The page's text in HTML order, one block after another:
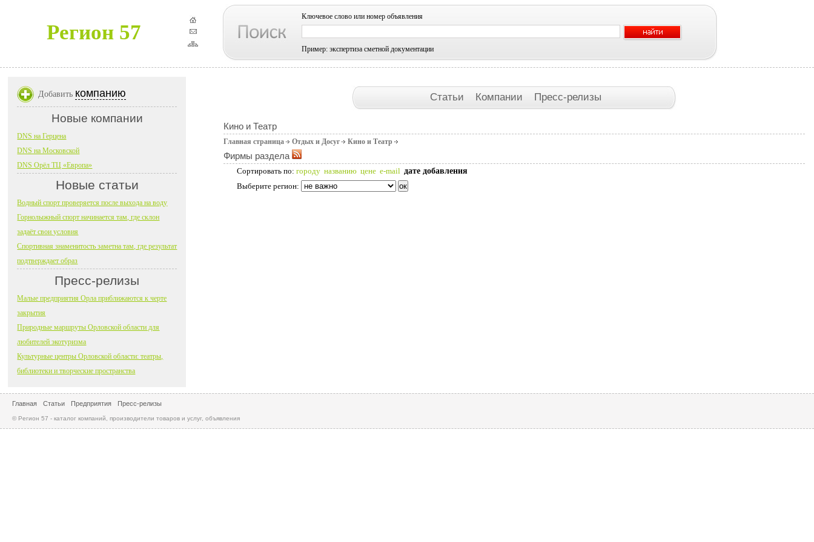
Регион 57
Ключевое слово или номер объявления
Пример: экспертиза сметной документации
Статьи Компании Пресс-релизы
Кино и Театр
Главная страница Отдых и Досуг Кино и Театр
Фирмы раздела
Сортировать по: городу названию цене e-mail дате добавления
Выберите регион:
Добавить компанию
Новые компании
DNS на Герцена
DNS на Московской
DNS Орёл ТЦ «Европа»
Новые статьи
Водный спорт проверяется после выхода на воду
Горнолыжный спорт начинается там, где склон
задаёт свои условия
Спортивная знаменитость заметна там, где результат
подтверждает образ
Пресс-релизы
Малые предприятия Орла приближаются к черте
закрытия
Природные маршруты Орловской области для
любителей экотуризма
Культурные центры Орловской области: театры,
библиотеки и творческие пространства
Главная Статьи Предприятия Пресс-релизы
© Регион 57 - каталог компаний, производители товаров и услуг, объявления